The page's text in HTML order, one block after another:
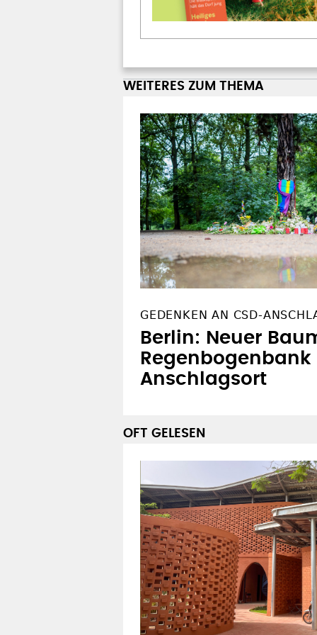
WEITERES ZUM THEMA
GEDENKEN AN CSD-
Berlin: Neuer
Regenbogenbank
Anschlagsort
OFT GELESEN